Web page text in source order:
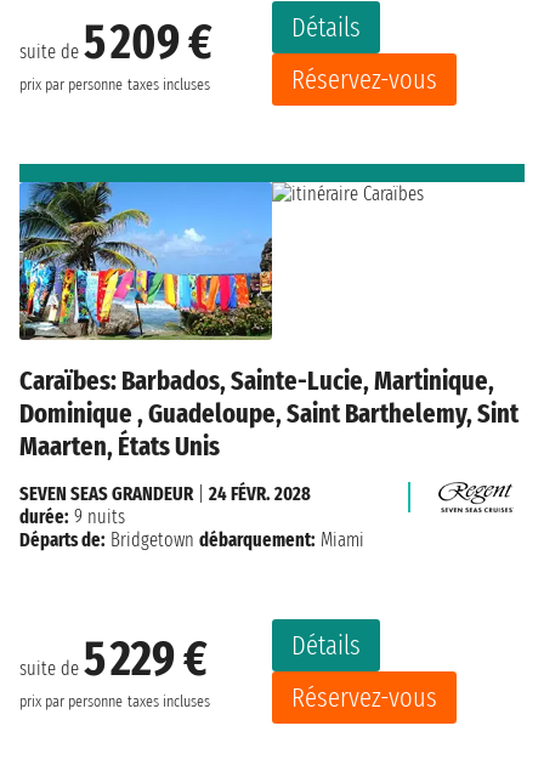
suite de 5 209 €
prix par personne taxes incluses
Détails
Réservez-vous
Caraïbes: Barbados, Sainte-Lucie, Martinique,
Dominique , Guadeloupe, Saint Barthelemy, Sint
Maarten, États Unis
suite de 5 229 €
prix par personne taxes incluses
Détails
Réservez-vous
SEVEN SEAS GRANDEUR| 24 FÉVR. 2028
durée: 9 nuits
Départs de: Bridgetown débarquement: Miami